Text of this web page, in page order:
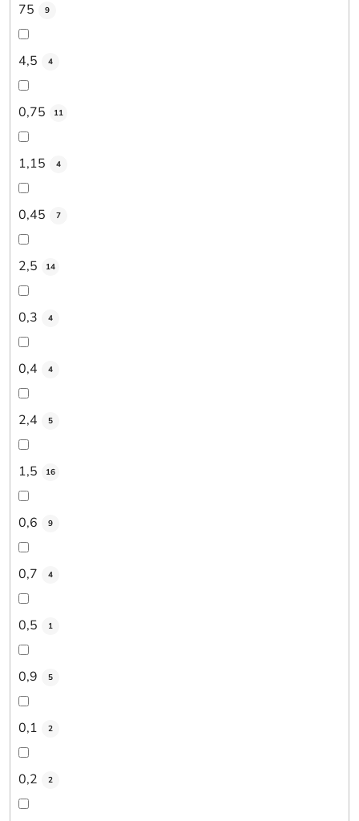
75 9
4,5 4
0,75 11
1,15 4
0,45 7
2,5 14
0,3 4
0,4 4
2,4 5
1,5 16
0,6 9
0,7 4
0,5 1
0,9 5
0,1 2
0,2 2